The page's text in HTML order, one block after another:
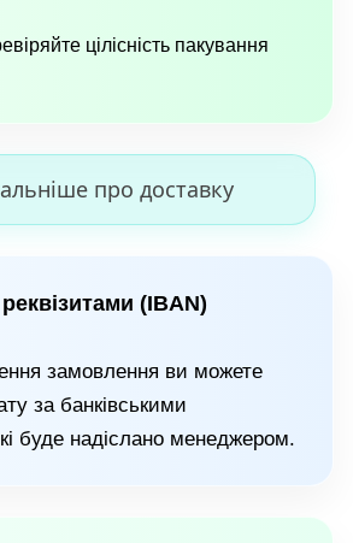
цілісність пакування
про доставку
(IBAN)
замовлення ви можете
за банківськими
буде надіслано менеджером.